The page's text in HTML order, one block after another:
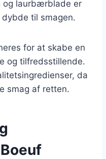
og laurbærblade er
til smagen.
for at skabe en
og tilfredsstillende.
da
smag af retten.